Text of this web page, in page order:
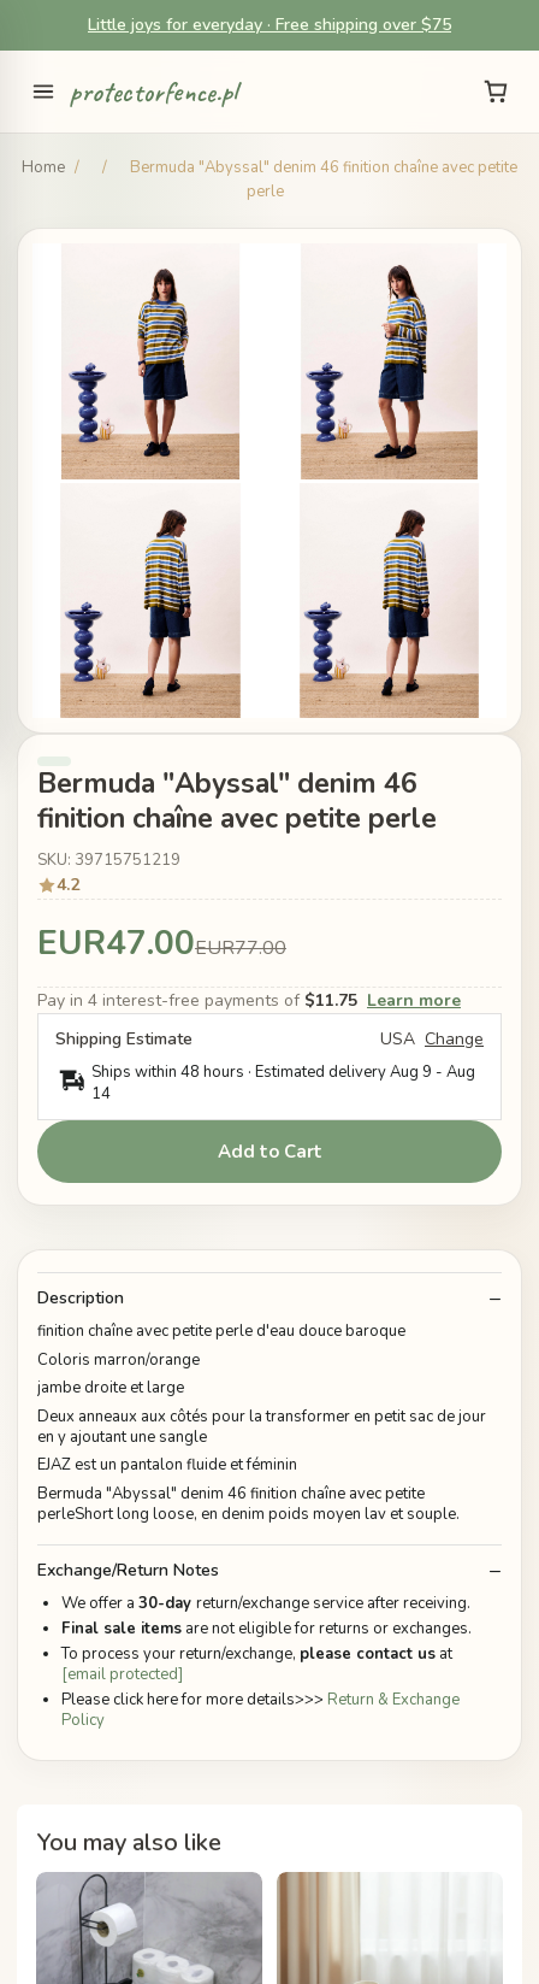
Little joys for everyday · Free shipping over $75
protectorfence.pl
Home / /
Bermuda "Abyssal" denim 46 finition chaîne avec petite
perle
Bermuda "Abyssal" denim 46
finition chaîne avec petite perle
SKU: 39715751219
4.2
EUR47.00EUR77.00
Pay in 4 interest-free payments of $11.75 Learn more
Shipping Estimate
USA Change
Ships within 48 hours · Estimated deliveryAug 9 - Aug
14
Add to Cart
Description
finition chaîne avec petite perle d'eau douce baroque
Coloris marron/orange
jambe droite et large
Deux anneaux aux côtés pour la transformer en petit sac de jour
en y ajoutant une sangle
EJAZ est un pantalon fluide et féminin
Bermuda "Abyssal" denim 46 finition chaîne avec petite
perleShort long loose, en denim poids moyen lav et souple.
Exchange/Return Notes
We offer a 30-day return/exchange service after receiving.
Final sale items are not eligible for returns or exchanges.
To process your return/exchange, please contact us at
[email protected]
Please click here for more details>>> Return & Exchange
Policy
You may also like